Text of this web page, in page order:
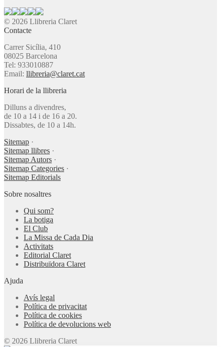
© 2026 Llibreria Claret
Contacte
Carrer Sicília, 410
08025 Barcelona
Tel: 933010887
Email: llibreria@claret.cat
Horari de la llibreria
Dilluns a divendres,
de 10 a 14 i de 16 a 20.
Dissabtes, de 10 a 14h.
Sitemap ·
Sitemap llibres ·
Sitemap Autors ·
Sitemap Categories ·
Sitemap Editorials
Sobre nosaltres
Qui som?
La botiga
El Club
La Missa de Cada Dia
Activitats
Editorial Claret
Distribuïdora Claret
Ajuda
Avís legal
Política de privacitat
Política de cookies
Política de devolucions web
© 2026 Llibreria Claret